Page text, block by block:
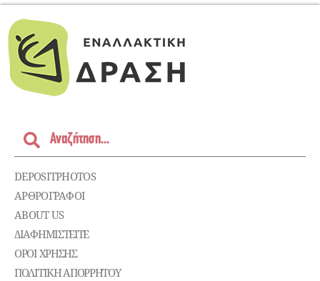
DEPOSITPHOTOS
ΑΡΘΡΟΓΡΑΦΟΙ
ABOUT US
ΔΙΑΦΗΜΙΣΤΕΊΤΕ
ΌΡΟΙ ΧΡΉΣΗΣ
ΠΟΛΙΤΙΚΉ ΑΠΟΡΡΉΤΟΥ